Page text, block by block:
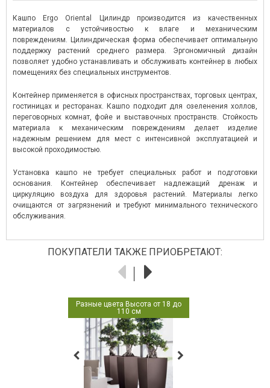
Кашпо Ergo Oriental Цилиндр производится из качественных
материалов с устойчивостью к влаге и механическим
повреждениям. Цилиндрическая форма обеспечивает оптимальную
поддержку растений среднего размера. Эргономичный дизайн
позволяет удобно устанавливать и обслуживать контейнер в любых
помещениях без специальных инструментов.
Контейнер применяется в офисных пространствах, торговых центрах,
гостиницах и ресторанах. Кашпо подходит для озеленения холлов,
переговорных комнат, фойе и выставочных пространств. Стойкость
материала к механическим повреждениям делает изделие
надежным решением для мест с интенсивной эксплуатацией и
высокой проходимостью.
Установка кашпо не требует специальных работ и подготовки
основания. Контейнер обеспечивает надлежащий дренаж и
циркуляцию воздуха для здоровья растений. Материалы легко
очищаются от загрязнений и требуют минимального технического
обслуживания.
ПОКУПАТЕЛИ ТАКЖЕ ПРИОБРЕТАЮТ:
Разные цвета Высота от 18 до
110 см